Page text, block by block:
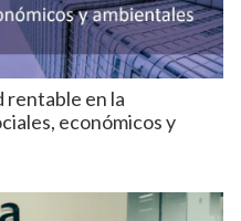
rentable en la
económicos y